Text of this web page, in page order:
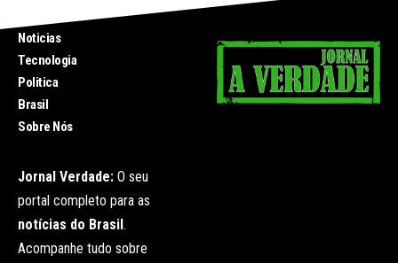
Noticias
Tecnologia
Politica
Brasil
Sobre Nós
Jornal Verdade: O seu
portal completo para as
notícias do Brasil .
Acompanhe tudo sobre